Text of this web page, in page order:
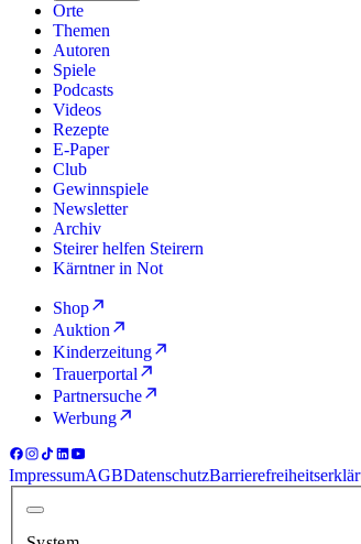
Orte
Themen
Autoren
Spiele
Podcasts
Videos
Rezepte
E-Paper
Club
Gewinnspiele
Newsletter
Archiv
Steirer helfen Steirern
Kärntner in Not
Shop
Auktion
Kinderzeitung
Trauerportal
Partnersuche
Werbung
ImpressumAGBDatenschutz